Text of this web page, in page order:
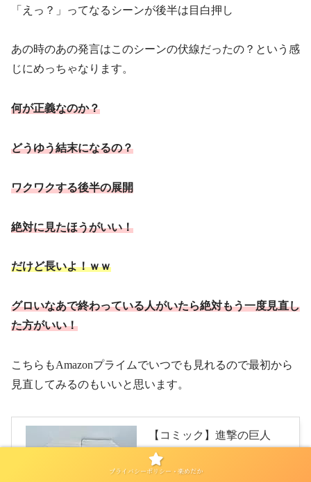
「えっ？」ってなるシーンが後半は目白押し
あの時のあの発言はこのシーンの伏線だったの？という感
じにめっちゃなります。
何が正義なのか？
どうゆう結末になるの？
ワクワクする後半の展開
絶対に見たほうがいい！
だけど長いよ！ｗｗ
グロいなあで終わっている人がいたら絶対もう一度見直し
た方がいい！
こちらもAmazonプライムでいつでも見れるので最初から
見直してみるのもいいと思います。
【コミック】進撃の巨人
（全３４巻）
created byRinker
プライバシーポリシー・楽めだか